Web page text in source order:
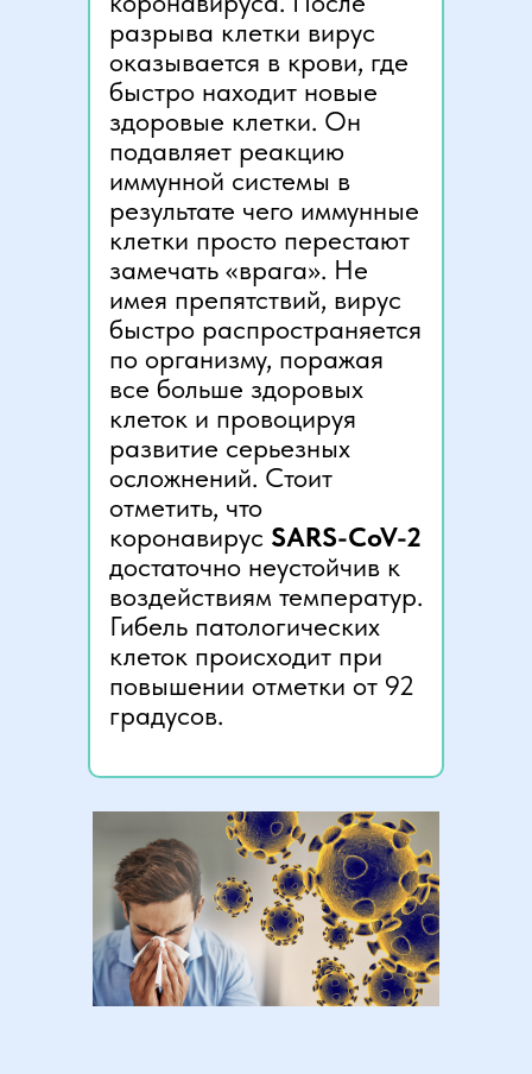
разрыва клетки вирус
оказывается в крови, где
быстро находит новые
здоровые клетки. Он
подавляет реакцию
иммунной системы в
результате чего иммунные
клетки просто перестают
замечать «врага». Не
имея препятствий, вирус
быстро распространяется
по организму, поражая
все больше здоровых
клеток и провоцируя
развитие серьезных
осложнений. Стоит
отметить, что
коронавирус SARS-CoV-2
достаточно неустойчив к
воздействиям температур.
Гибель патологических
клеток происходит при
повышении отметки от 92
градусов.